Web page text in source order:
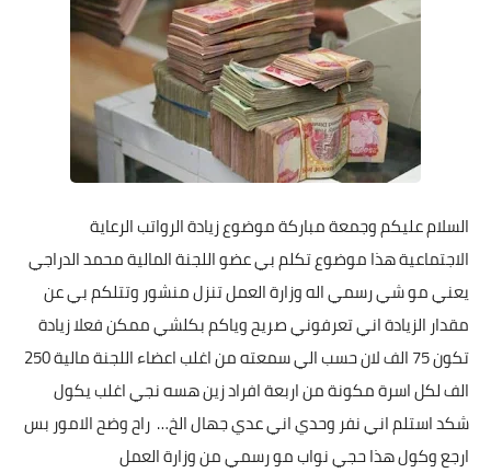
السلام عليكم وجمعة مباركة موضوع زيادة الرواتب الرعاية
الاجتماعية هذا موضوع تكلم بي عضو اللجنة المالية محمد الدراجي
يعني مو شي رسمي اله وزارة العمل تنزل منشور وتتلكم بي عن
مقدار الزيادة اني تعرفوني صريح وياكم بكلشي ممكن فعلا زيادة
تكون 75 الف لان حسب الي سمعته من اغلب اعضاء اللجنة مالية 250
الف لكل اسرة مكونة من اربعة افراد زين هسه نجي اغلب يكول
شكد استلم اني نفر وحدي اني عدي جهال الخ… راح وضح الامور بس
ارجع وكول هذا حجي نواب مو رسمي من وزارة العمل